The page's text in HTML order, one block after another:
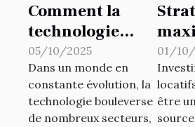
Comment la
technologie
influence-t-elle
le marché
immobilier
actuel ?
05/10/2025
Dans un monde en
constante évolution, la
technologie bouleverse
de nombreux secteurs,
vos
01/
être